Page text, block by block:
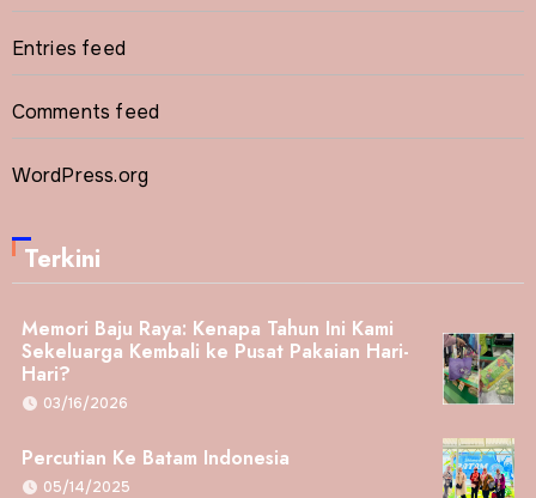
Entries feed
Comments feed
WordPress.org
Terkini
Memori Baju Raya: Kenapa Tahun Ini Kami
Sekeluarga Kembali ke Pusat Pakaian Hari-
Hari?
03/16/2026
Percutian Ke Batam Indonesia
05/14/2025